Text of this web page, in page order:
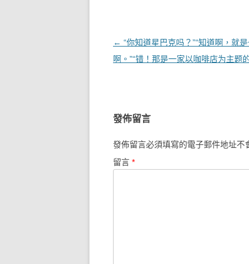
文章導覽
← “你知道星巴克吗？”“知道啊，就
啊。”“错！那是一家以咖啡店为主题
發佈留言
發佈留言必須填寫的電子郵件地址不
留言 *